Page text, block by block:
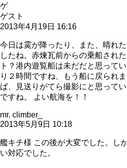
ゲ
ゲスト
2013年4月19日 16:16
今日は霙が降ったり、また、晴れ
したね。赤煉瓦前からの乗船され
ト？港内遊覧船は未だだと思って
り２時間ですね、もう船に戻られ
ば、見送りがてら撮影にと思って
ですね。 よい航海を！！
mr. climber_
2013年5月9日 10:18
艦キチ様 この後が大変でした。し
い対応でした。